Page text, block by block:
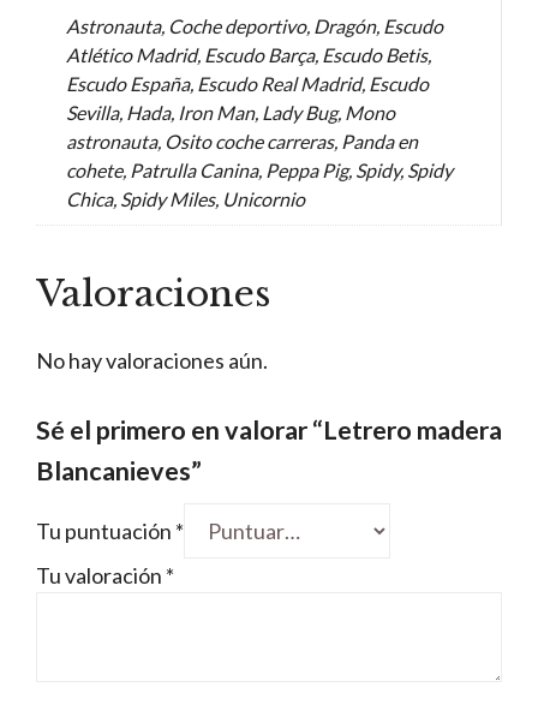
Astronauta, Coche deportivo, Dragón, Escudo
Atlético Madrid, Escudo Barça, Escudo Betis,
Escudo España, Escudo Real Madrid, Escudo
Sevilla, Hada, Iron Man, Lady Bug, Mono
astronauta, Osito coche carreras, Panda en
cohete, Patrulla Canina, Peppa Pig, Spidy, Spidy
Chica, Spidy Miles, Unicornio
Valoraciones
No hay valoraciones aún.
Sé el primero en valorar “Letrero madera
Blancanieves”
Tu puntuación *
Tu valoración *